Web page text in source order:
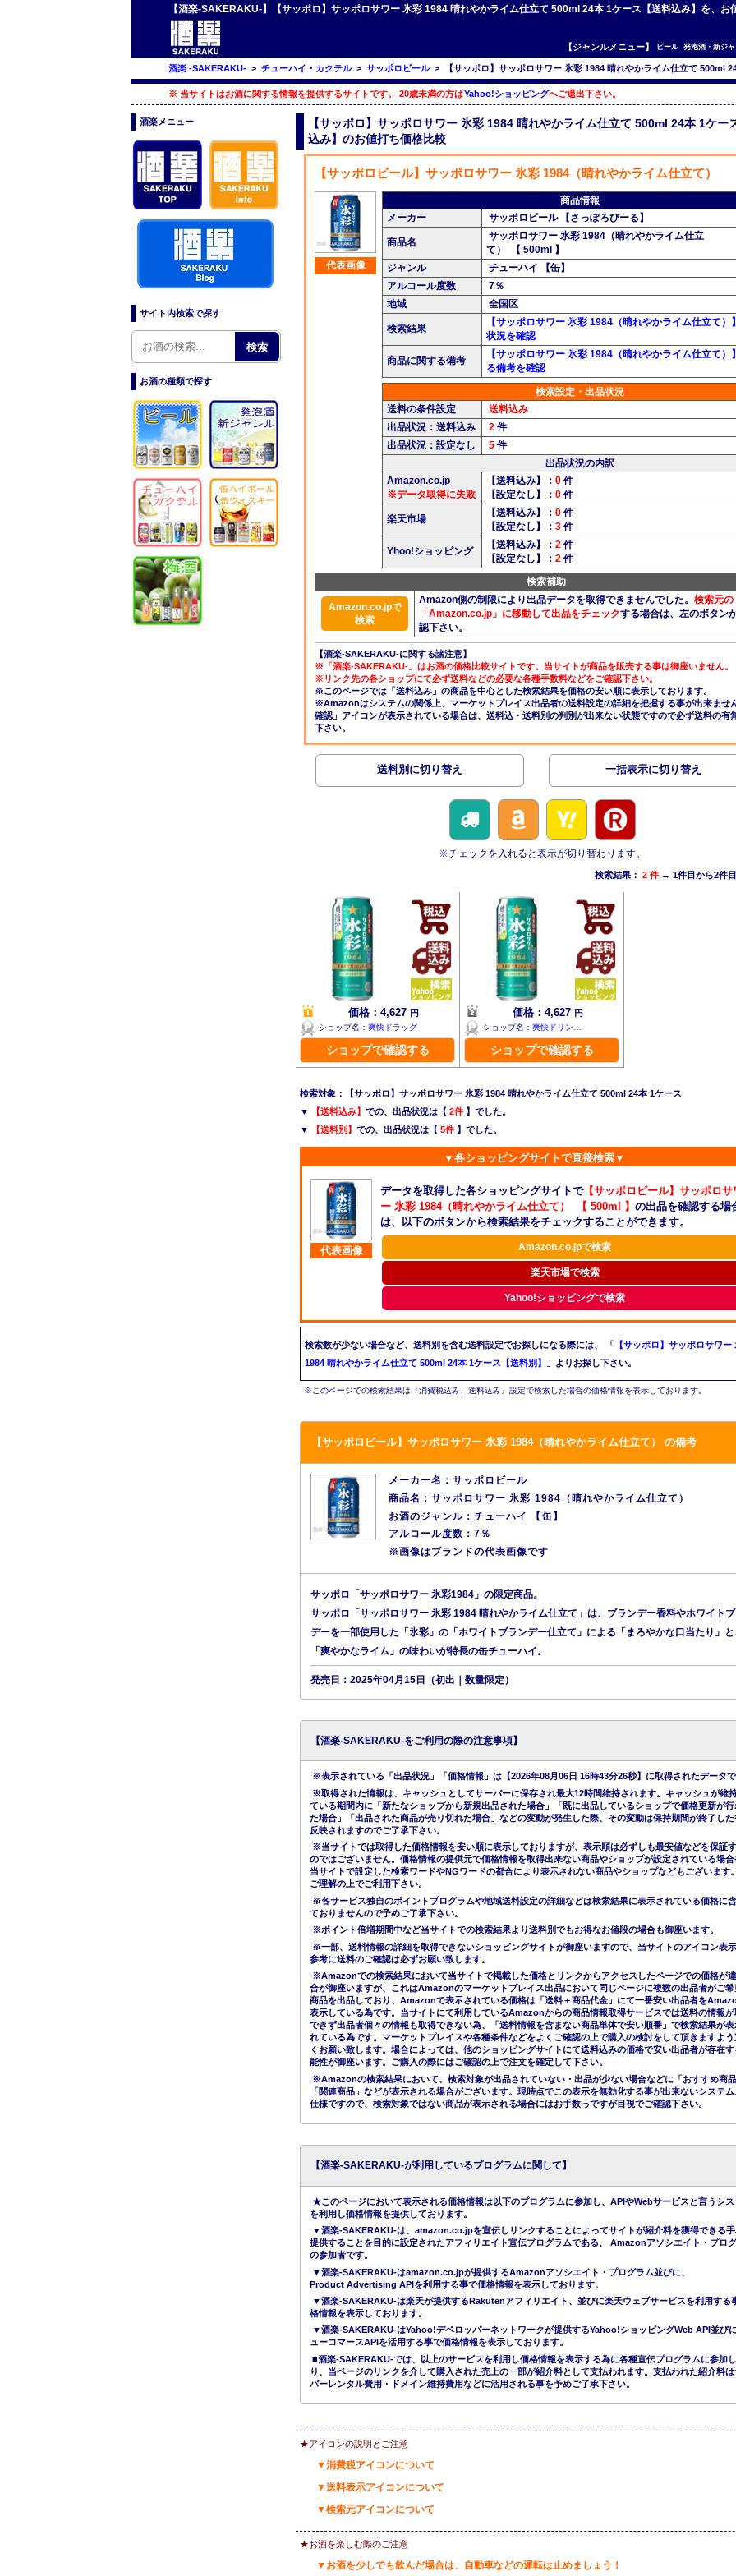
【酒楽-SAKERAKU-】【サッポロ】サッポロサワー 氷彩 1984 晴れやかライム仕立て 500ml 24本 1ケース【送料込み】を、
【ジャンルメニュー】 ビール 発泡酒・新ジ
酒楽 -SAKERAKU- > チューハイ・カクテル > サッポロビール > 【サッポロ】サッポロサワー 氷彩 1984 晴れやかライム仕立て 500ml
※ 当サイトはお酒に関する情報を提供するサイトです。 20歳未満の方はYahoo!ショッピングへご退出下さい。
酒楽メニュー
サイト内検索で探す
検索
お酒の種類で探す
【サッポロ】サッポロサワー 氷彩 1984 晴れやかライム仕立て 500ml 24本 1ケー
込み】のお値打ち価格比較
【サッポロビール】サッポロサワー 氷彩 1984（晴れやかライム仕立て）
代表画像
商品情報
メーカー
サッポロビール 【さっぽろびーる】
商品名
サッポロサワー 氷彩 1984（晴れやかライム仕立
て） 【 500ml 】
ジャンル
チューハイ 【缶】
アルコール度数
7％
地域
全国区
検索結果
【サッポロサワー 氷彩 1984（晴れやかライム仕立て）
状況を確認
商品に関する備考
【サッポロサワー 氷彩 1984（晴れやかライム仕立て）
る備考を確認
検索設定・出品状況
送料の条件設定
送料込み
出品状況：送料込み
2 件
出品状況：設定なし
5 件
出品状況の内訳
Amazon.co.jp
※データ取得に失敗
【送料込み】： 0 件
【設定なし】： 0 件
楽天市場
【送料込み】： 0 件
【設定なし】： 3 件
Yhoo!ショッピング
【送料込み】： 2 件
【設定なし】： 2 件
検索補助
Amazon.co.jpで
検索
Amazon側の制限により出品データを取得できませんでした。 検索元の
「Amazon.co.jp」に移動して出品をチェックする場合は、左のボタン
認下さい。
【酒楽-SAKERAKU-に関する諸注意】
※「酒楽-SAKERAKU-」はお酒の価格比較サイトです。当サイトが商品を販売する事は御座いません。
※リンク先の各ショップにて必ず送料などの必要な各種手数料などをご確認下さい。
※このページでは「送料込み」の商品を中心とした検索結果を価格の安い順に表示しております。
※Amazonはシステムの関係上、マーケットプレイス出品者の送料設定の詳細を把握する事が出来ませ
確認」アイコンが表示されている場合は、送料込・送料別の判別が出来ない状態ですので必ず送料の有
下さい。
送料別に切り替え 一括表示に切り替え
※チェックを入れると表示が切り替わります。
検索結果： 2 件 → 1件目から2件
価格：4,627 円
ショップ名： 爽快ドラッグ
ショップで確認する
価格：4,627 円
ショップ名： 爽快ドリン…
ショップで確認する
検索対象：【サッポロ】サッポロサワー 氷彩 1984 晴れやかライム仕立て 500ml 24本 1ケース
▼
【送料込み】 での、出品状況は【 2件 】でした。
▼
【送料別】 での、出品状況は【 5件 】でした。
▼各ショッピングサイトで直接検索▼
代表画像
データを取得した各ショッピングサイトで【サッポロビール】サッポロサ
ー 氷彩 1984（晴れやかライム仕立て） 【 500ml 】 の出品を確認する場
は、以下のボタンから検索結果をチェックすることができます。
Amazon.co.jpで検索
楽天市場で検索
Yahoo!ショッピングで検索
検索数が少ない場合など、送料別を含む送料設定でお探しになる際には、 「 【サッポロ】サッポロサワー
1984 晴れやかライム仕立て 500ml 24本 1ケース【送料別】
」よりお探し下さい。
※このページでの検索結果は『消費税込み、送料込み』設定で検索した場合の価格情報を表示しております。
【サッポロビール】サッポロサワー 氷彩 1984（晴れやかライム仕立て） の備考
メーカー名：サッポロビール
商品名：サッポロサワー 氷彩 1984（晴れやかライム仕立て）
お酒のジャンル：チューハイ 【缶】
アルコール度数：7％
※画像はブランドの代表画像です
サッポロ「サッポロサワー 氷彩1984」の限定商品。
サッポロ「サッポロサワー 氷彩 1984 晴れやかライム仕立て」は、ブランデー香料やホワイト
デーを一部使用した「氷彩」の「ホワイトブランデー仕立て」による「まろやかな口当たり」と
「爽やかなライム」の味わいが特長の缶チューハイ。
発売日：2025年04月15日（初出｜数量限定）
【酒楽-SAKERAKU-をご利用の際の注意事項】
※表示されている「出品状況」「価格情報」は【2026年08月06日 16時43分26秒】に取得されたデータ
※取得された情報は、キャッシュとしてサーバーに保存され最大12時間維持されます。キャッシュが維
ている期間内に「新たなショップから新規出品された場合」「既に出品しているショップで価格更新が行
た場合」「出品された商品が売り切れた場合」などの変動が発生した際、その変動は保持期間が終了した
反映されますのでご了承下さい。
※当サイトでは取得した価格情報を安い順に表示しておりますが、表示順は必ずしも最安値などを保証
のではございません。価格情報の提供元で価格情報を取得出来ない商品やショップが設定されている場合
当サイトで設定した検索ワードやNGワードの都合により表示されない商品やショップなどもございます
ご理解の上でご利用下さい。
※各サービス独自のポイントプログラムや地域送料設定の詳細などは検索結果に表示されている価格に
ておりませんので予めご了承下さい。
※ポイント倍増期間中など当サイトでの検索結果より送料別でもお得なお値段の場合も御座います。
※一部、送料情報の詳細を取得できないショッピングサイトが御座いますので、当サイトのアイコン表
参考に送料のご確認は必ずお願い致します。
※Amazonでの検索結果において当サイトで掲載した価格とリンクからアクセスしたページでの価格が
合が御座いますが、これはAmazonのマーケットプレイス出品において同じページに複数の出品者がご希
商品を出品しており、Amazonで表示されている価格は「送料＋商品代金」にて一番安い出品者を
表示している為です。当サイトにて利用しているAmazonからの商品情報取得サービスでは送料の情報が
できず出品者個々の情報も取得できない為、「送料情報を含まない商品単体で安い順番」で検索結果が表
れている為です。マーケットプレイスや各種条件などをよくご確認の上で購入の検討をして頂きますよう
くお願い致します。場合によっては、他のショッピングサイトにて送料込みの価格で安い出品者が存在
能性が御座います。ご購入の際にはご確認の上で注文を確定して下さい。
※Amazonの検索結果において、検索対象が出品されていない・出品が少ない場合などに「おすすめ商
「関連商品」などが表示される場合がございます。現時点でこの表示を無効化する事が出来ないシステ
仕様ですので、検索対象ではない商品が表示される場合にはお手数っですが目視でご確認下さい。
【酒楽-SAKERAKU-が利用しているプログラムに関して】
★このページにおいて表示される価格情報は以下のプログラムに参加し、APIやWebサービスと言うシス
を利用し価格情報を提供しております。
▼酒楽-SAKERAKU-は、amazon.co.jpを宣伝しリンクすることによってサイトが紹介料を獲得できる
提供することを目的に設定されたアフィリエイト宣伝プログラムである、 Amazonアソシエイト・プロ
の参加者です。
▼酒楽-SAKERAKU-はamazon.co.jpが提供するAmazonアソシエイト・プログラム並びに、
Product Advertising APIを利用する事で価格情報を表示しております。
▼酒楽-SAKERAKU-は楽天が提供するRakutenアフィリエイト、並びに楽天ウェブサービスを利用する
格情報を表示しております。
▼酒楽-SAKERAKU-はYahoo!デベロッパーネットワークが提供するYahoo!ショッピングWeb API並び
ューコマースAPIを活用する事で価格情報を表示しております。
■酒楽-SAKERAKU-では、以上のサービスを利用し価格情報を表示する為に各種宣伝プログラムに参加
り、当ページのリンクを介して購入された売上の一部が紹介料として支払われます。支払われた紹介料は
バーレンタル費用・ドメイン維持費用などに活用される事を予めご了承下さい。
★アイコンの説明とご注意
▼消費税アイコンについて
▼送料表示アイコンについて
▼検索元アイコンについて
★お酒を楽しむ際のご注意
▼お酒を少しでも飲んだ場合は、自動車などの運転は止めましょう！